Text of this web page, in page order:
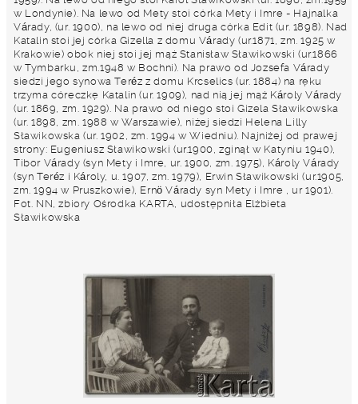
w Londynie). Na lewo od Mety stoi córka Mety i Imre - Hajnalka
Várady, (ur. 1900), na lewo od niej druga córka Edit (ur. 1898). Nad
Katalin stoi jej córka Gizella z domu Várady (ur.1871, zm. 1925 w
Krakowie) obok niej stoi jej mąż Stanisław Sławikowski (ur.1866
w Tymbarku, zm.1948 w Bochni). Na prawo od Jozsefa Várady
siedzi jego synowa Teréz z domu Krcselics (ur. 1884) na ręku
trzyma córeczkę Katalin (ur. 1909), nad nią jej mąż Károly Várady
(ur. 1869, zm. 1929). Na prawo od niego stoi Gizela Sławikowska
(ur. 1898, zm. 1988 w Warszawie), niżej siedzi Helena Lilly
Sławikowska (ur. 1902, zm. 1994 w Wiedniu). Najniżej od prawej
strony: Eugeniusz Sławikowski (ur.1900, zginął w Katyniu 1940),
Tibor Várady (syn Mety i Imre, ur. 1900, zm. 1975), Károly Várady
(syn Teréz i Károly, u. 1907, zm. 1979), Erwin Sławikowski (ur.1905,
zm. 1994 w Pruszkowie), Ernö Várady syn Mety i Imre , ur 1901).
Fot. NN, zbiory Ośrodka KARTA, udostępniła Elżbieta
Sławikowska